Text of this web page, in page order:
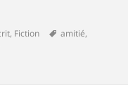
, Fiction
Mots-
amitié,